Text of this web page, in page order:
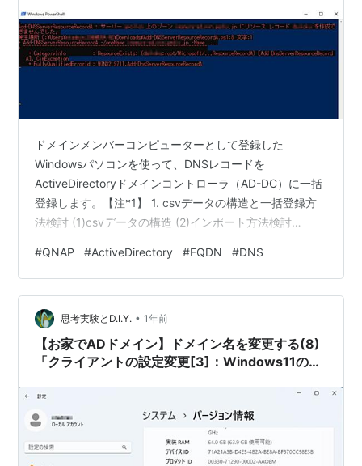
ドメインメンバーコンピューターとして登録した
Windowsパソコンを使って、DNSレコードを
ActiveDirectoryドメインコントローラ（AD-DC）に一括
登録します。【注*1】 1. csvデータの構造と一括登録方
法検討 (1)csvデータの構造 (2)インポート方法検討
Linux/FreeBSD上でsamba-toolを使う。 c.)QNAP上で
samba-toolを実行する d.)ドメインメンバーWinマシン上
のPowerShellを使う。 2. PowerShellスクリプトの準備と
一括登録 (1)PowerSh…
#QNAP #ActiveDirectory #FQDN #DNS
思考実験とD.I.Y. • 1年前
【お家でADドメイン】ドメイン名を変更する(8)
「クライアントの設定変更[3]：Windows11の